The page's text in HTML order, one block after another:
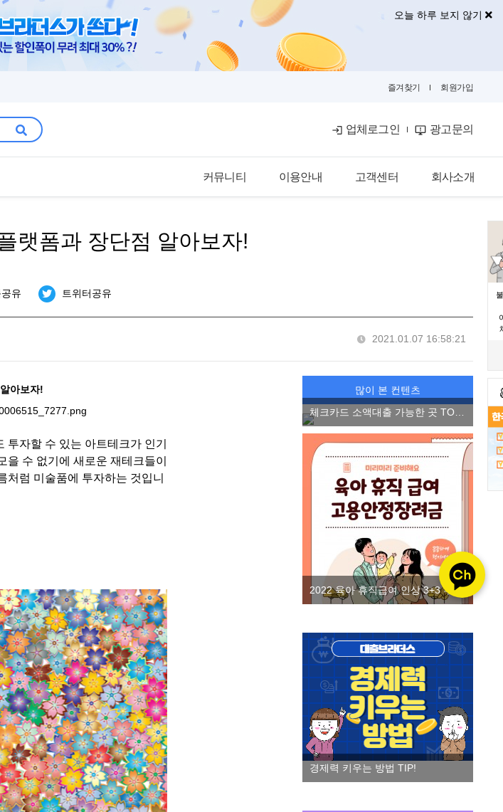
오늘 하루 보지 않기
즐겨찾기 회원가입
업체로그인 광고문의
커뮤니티 이용안내 고객센터 회사소개
금융뉴스
랫폼과 장단점 알아보자!
유 트위터공유
2021.01.07 16:58:21
많이 본 컨텐츠
2022 육아 휴직급여 인상 3+3 부모 육아휴직제 고용안정장려금을 알아보자
경제력 키우는 방법 TIP!
아보자!
자할 수 있는 아트테크가 인기
수 없기에 새로운 재테크들이
처럼 미술품에 투자하는 것입니